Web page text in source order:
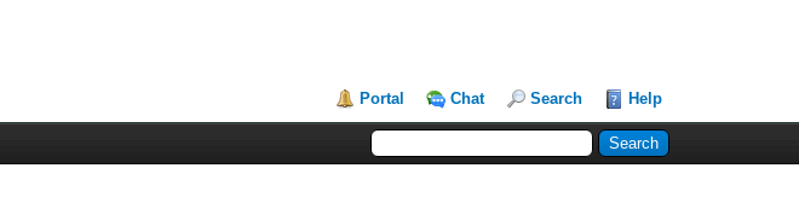
Portal Chat Search Help